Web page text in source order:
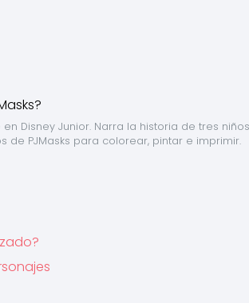
Disney Junior. Narra la historia de tres
PJMasks para colorear, pintar e imprimir.